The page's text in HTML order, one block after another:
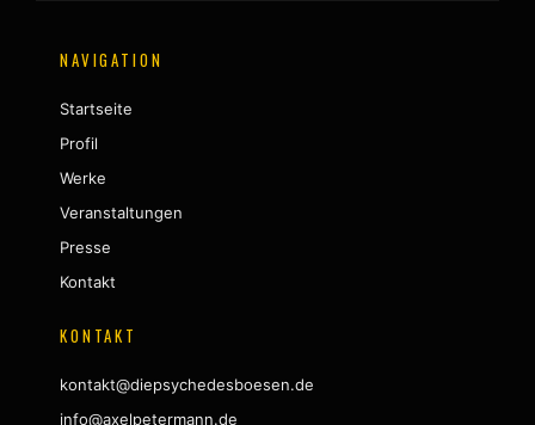
NAVIGATION
Startseite
Profil
Werke
Veranstaltungen
Presse
Kontakt
KONTAKT
kontakt@diepsychedesboesen.de
info@axelpetermann.de